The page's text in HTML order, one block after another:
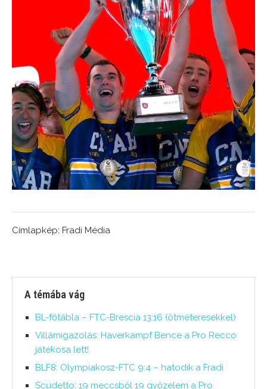
Címlapkép: Fradi Média
A témába vág
BL-főtábla – FTC-Brescia 13:16 (ötméteresekkel)
Villámigazolás: Haverkampf Bence a Pro Recco
játékosa lett!
BLF8: Olympiakosz-FTC 9:4 – hatodik a Fradi
Scudetto: 19 meccsből 19 győzelem a Pro